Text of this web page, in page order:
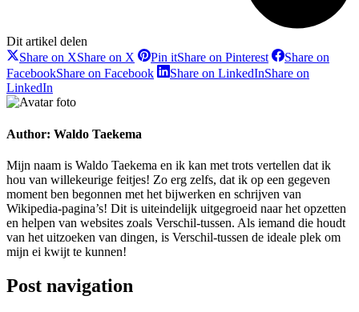
Dit artikel delen
Share on XShare on X Pin itShare on Pinterest
Share on
FacebookShare on Facebook Share on LinkedInShare on
LinkedIn
Author: Waldo Taekema
Mijn naam is Waldo Taekema en ik kan met trots vertellen dat ik
hou van willekeurige feitjes! Zo erg zelfs, dat ik op een gegeven
moment ben begonnen met het bijwerken en schrijven van
Wikipedia-pagina’s! Dit is uiteindelijk uitgegroeid naar het opzetten
en helpen van websites zoals Verschil-tussen. Als iemand die houdt
van het uitzoeken van dingen, is Verschil-tussen de ideale plek om
mijn ei kwijt te kunnen!
Post navigation